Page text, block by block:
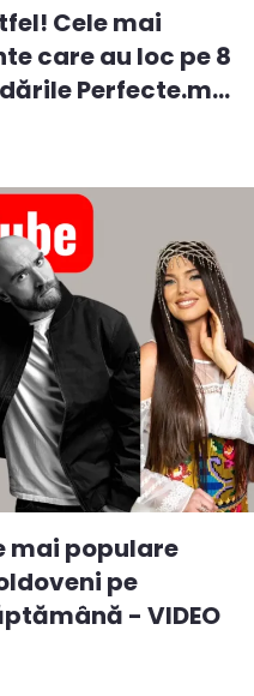
Cele mai
care au loc pe 8
Perfecte.m...
mai populare
pe
- VIDEO